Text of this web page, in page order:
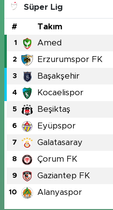
Süper Lig
# Takım
1 Amed
2 Erzurumspor FK
3 Başakşehir
4 Kocaelispor
5 Beşiktaş
6 Eyüpspor
7 Galatasaray
8 Çorum FK
9 Gaziantep FK
10 Alanyaspor